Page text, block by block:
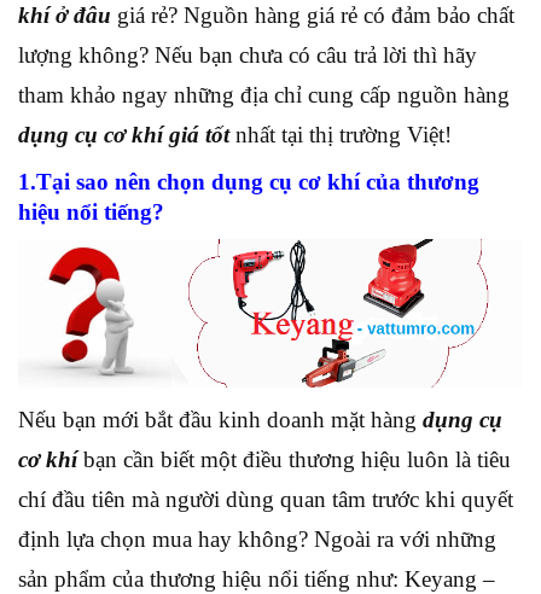
khí ở đâu giá rẻ? Nguồn hàng giá rẻ có đảm bảo chất
lượng không? Nếu bạn chưa có câu trả lời thì hãy
tham khảo ngay những địa chỉ cung cấp nguồn hàng
dụng cụ cơ khí giá tốtnhất tại thị trường Việt!
1.Tại sao nên chọn dụng cụ cơ khí của thương
hiệu nổi tiếng?
Nếu bạn mới bắt đầu kinh doanh mặt hàng dụng cụ
cơ khíbạn cần biết một điều thương hiệu luôn là tiêu
chí đầu tiên mà người dùng quan tâm trước khi quyết
định lựa chọn mua hay không? Ngoài ra với những
sản phẩm của thương hiệu nổi tiếng như: Keyang –